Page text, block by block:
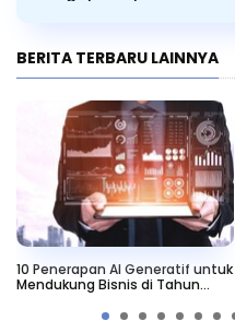
BERITA TERBARU LAINNYA
10 Penerapan AI Generatif untuk
Mendukung Bisnis di Tahun